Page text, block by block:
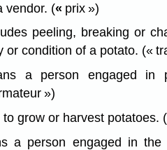
vendor. (« prix »)
peeling, breaking or
or condition of a potato. («
a person engaged in
»)
to grow or harvest potatoes.
a person engaged in the